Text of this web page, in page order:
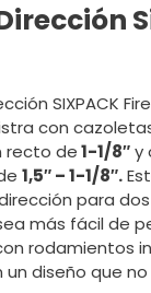
SIXPACK
con
recto de1-1/8″y
1,5″ – 1-1/8″.
para
más fácil de
rodamientos
diseño que